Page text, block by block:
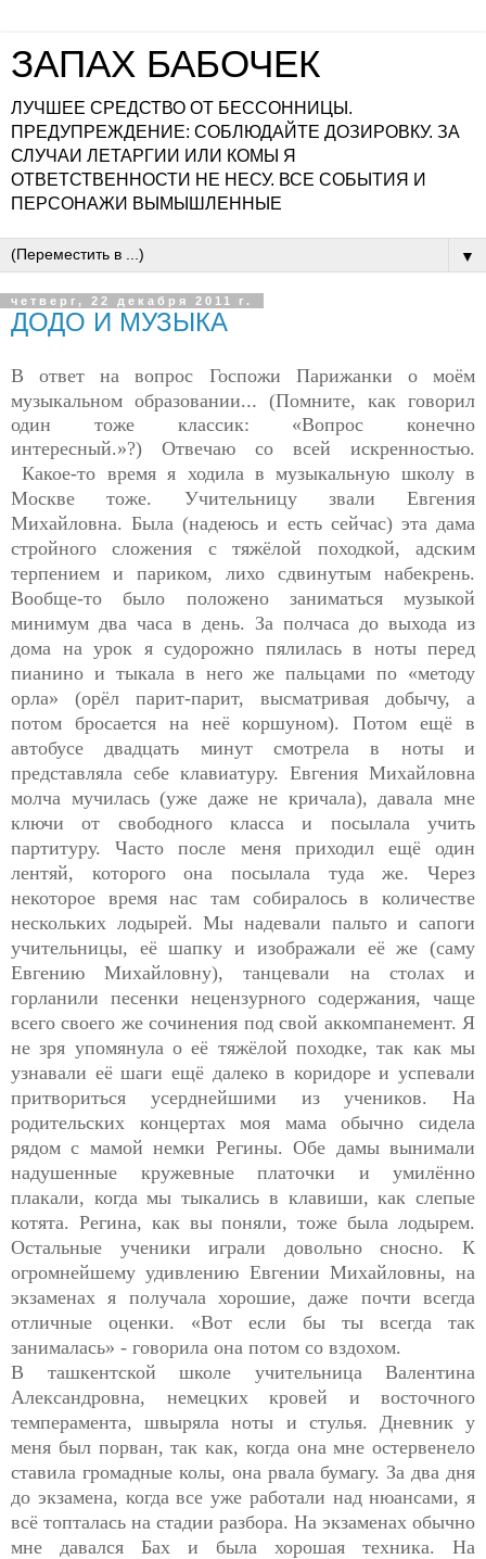
ЗАПАХ БАБОЧЕК
ЛУЧШЕЕ СРЕДСТВО ОТ БЕССОННИЦЫ.
ПРЕДУПРЕЖДЕНИЕ: СОБЛЮДАЙТЕ ДОЗИРОВКУ. ЗА
СЛУЧАИ ЛЕТАРГИИ ИЛИ КОМЫ Я
ОТВЕТСТВЕННОСТИ НЕ НЕСУ. ВСЕ СОБЫТИЯ И
ПЕРСОНАЖИ ВЫМЫШЛЕННЫЕ
▼
четверг, 22 декабря 2011 г.
ДОДО И МУЗЫКА
В ответ навопрос Госпожи Парижанки о моём
музыкальном образовании... (Помните, как говорил
один тоже классик: «Вопрос конечно
интересный.»?) Отвечаю со всей искренностью.
Какое-то время я ходила в музыкальную школу в
Москве тоже. Учительницу звали Евгения
Михайловна. Была (надеюсь и есть сейчас) эта дама
стройного сложения с тяжёлой походкой, адским
терпением и париком, лихо сдвинутым набекрень.
Вообще-то было положено заниматься музыкой
минимум два часа в день. За полчаса до выхода из
дома на урок я судорожно пялилась в ноты перед
пианино и тыкала в него же пальцами по «методу
орла» (орёл парит-парит, высматривая добычу, а
потом бросается на неё коршуном). Потом ещё в
автобусе двадцать минут смотрела в ноты и
представляла себе клавиатуру. Евгения Михайловна
молча мучилась (уже даже не кричала), давала мне
ключи от свободного класса и посылала учить
партитуру. Часто после меня приходил ещё один
лентяй, которого она посылала туда же. Через
некоторое время нас там собиралось в количестве
нескольких лодырей. Мы надевали пальто и сапоги
учительницы, её шапку и изображали её же (саму
Евгению Михайловну), танцевали на столах и
горланили песенки нецензурного содержания, чаще
всего своего же сочинения под свой аккомпанемент. Я
не зря упомянула о её тяжёлой походке, так как мы
узнавали её шаги ещё далеко в коридоре и успевали
притвориться усерднейшими из учеников. На
родительских концертах моя мама обычно сидела
рядом с мамой немки Регины. Обе дамы вынимали
надушенные кружевные платочки и умилённо
плакали, когда мы тыкались в клавиши, как слепые
котята. Регина, как вы поняли, тоже была лодырем.
Остальные ученики играли довольно сносно. К
огромнейшему удивлению Евгении Михайловны, на
экзаменах я получала хорошие, даже почти всегда
отличные оценки. «Вот если бы ты всегда так
занималась» - говорила она потом со вздохом.
В ташкентской школе учительница Валентина
Александровна, немецких кровей и восточного
темперамента, швыряла ноты и стулья. Дневник у
меня был порван, так как, когда она мне остервенело
ставила громадные колы, она рвала бумагу. За два дня
до экзамена, когда все уже работали над нюансами, я
всё топталась на стадии разбора. На экзаменах обычно
мне давался Бах и была хорошая техника. На